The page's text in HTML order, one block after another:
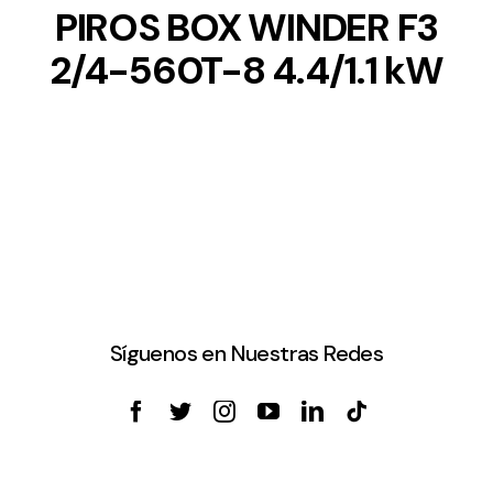
PIROS BOX WINDER F3
2/4-560T-8 4.4/1.1 kW
Síguenos en Nuestras Redes